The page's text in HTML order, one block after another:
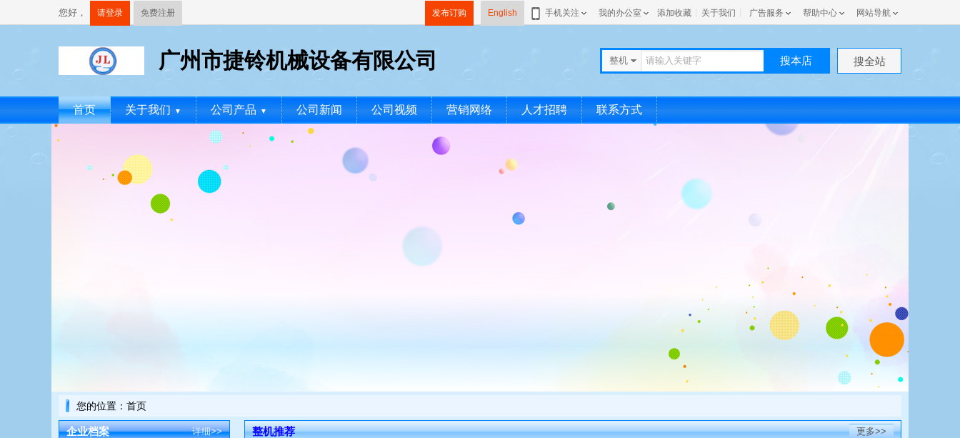
您好， 请登录 免费注册 发布订购 English 手机关注 我的办公室 添加收藏 关于我们 广告服务 帮助中心 网站导航
广州市捷铃机械设备有限公司 整机 搜本店 搜全站
首页 关于我们 ▼ 公司产品 ▼ 公司新闻 公司视频 营销网络 人才招聘 联系方式
您的位置： 首页
企业档案 详细>> 整机推荐 更多>>